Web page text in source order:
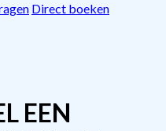
Direct boeken
EEN